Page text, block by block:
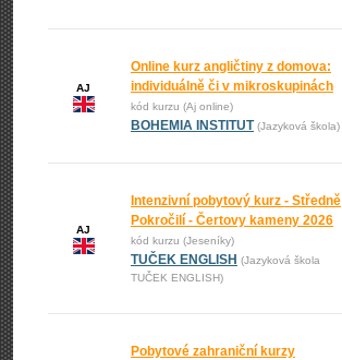
AJ
Online kurz angličtiny z domova:
individuálně či v mikroskupinách
kód kurzu (Aj online)
BOHEMIA INSTITUT (Jazyková škola)
AJ
Intenzivní pobytový kurz - Středně
Pokročilí - Čertovy kameny 2026
kód kurzu (Jeseníky)
TUČEK ENGLISH (Jazyková škola
TUČEK ENGLISH)
Pobytové zahraniční kurzy